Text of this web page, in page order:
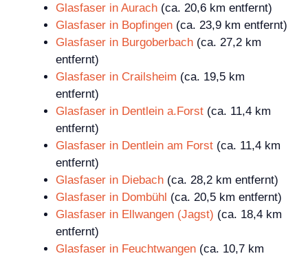
Glasfaser in Aurach (ca. 20,6 km entfernt)
Glasfaser in Bopfingen (ca. 23,9 km entfernt)
Glasfaser in Burgoberbach (ca. 27,2 km
entfernt)
Glasfaser in Crailsheim (ca. 19,5 km
entfernt)
Glasfaser in Dentlein a.Forst (ca. 11,4 km
entfernt)
Glasfaser in Dentlein am Forst (ca. 11,4 km
entfernt)
Glasfaser in Diebach (ca. 28,2 km entfernt)
Glasfaser in Dombühl (ca. 20,5 km entfernt)
Glasfaser in Ellwangen (Jagst) (ca. 18,4 km
entfernt)
Glasfaser in Feuchtwangen (ca. 10,7 km